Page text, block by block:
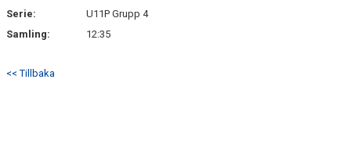
Serie:
U11P Grupp 4
Samling:
12:35
<< Tillbaka